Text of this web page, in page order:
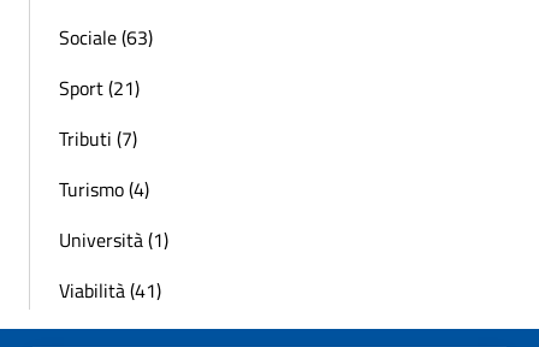
Sociale (63)
Sport (21)
Tributi (7)
Turismo (4)
Università (1)
Viabilità (41)